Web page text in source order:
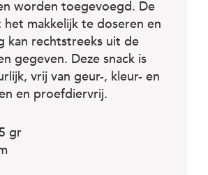
worden toegevoegd. De
makkelijk te doseren en
kan rechtstreeks uit de
gegeven. Deze snack is
vrij van geur-, kleur- en
en proefdiervrij.
gr